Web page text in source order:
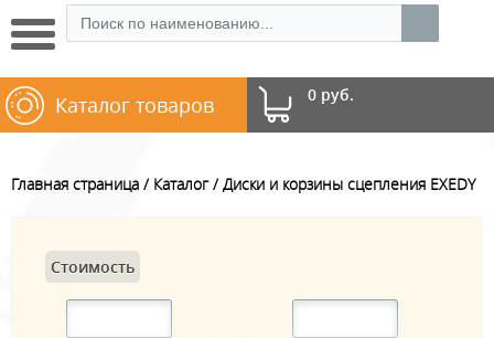
0 руб.
Каталог товаров
Главная страница Каталог Диски и корзины сцепления EXEDY
Стоимость